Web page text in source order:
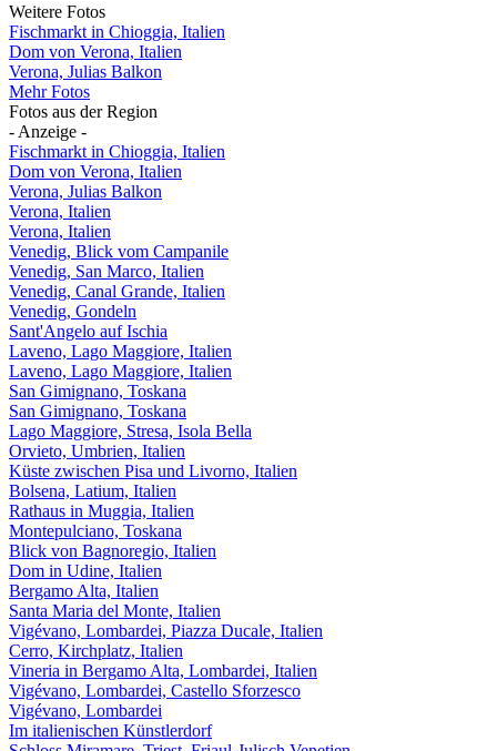
Weitere Fotos
Fischmarkt in Chioggia, Italien
Dom von Verona, Italien
Verona, Julias Balkon
Mehr Fotos
Fotos aus der Region
- Anzeige -
Fischmarkt in Chioggia, Italien
Dom von Verona, Italien
Verona, Julias Balkon
Verona, Italien
Verona, Italien
Venedig, Blick vom Campanile
Venedig, San Marco, Italien
Venedig, Canal Grande, Italien
Venedig, Gondeln
Sant'Angelo auf Ischia
Laveno, Lago Maggiore, Italien
Laveno, Lago Maggiore, Italien
San Gimignano, Toskana
San Gimignano, Toskana
Lago Maggiore, Stresa, Isola Bella
Orvieto, Umbrien, Italien
Küste zwischen Pisa und Livorno, Italien
Bolsena, Latium, Italien
Rathaus in Muggia, Italien
Montepulciano, Toskana
Blick von Bagnoregio, Italien
Dom in Udine, Italien
Bergamo Alta, Italien
Santa Maria del Monte, Italien
Vigévano, Lombardei, Piazza Ducale, Italien
Cerro, Kirchplatz, Italien
Vineria in Bergamo Alta, Lombardei, Italien
Vigévano, Lombardei, Castello Sforzesco
Vigévano, Lombardei
Im italienischen Künstlerdorf